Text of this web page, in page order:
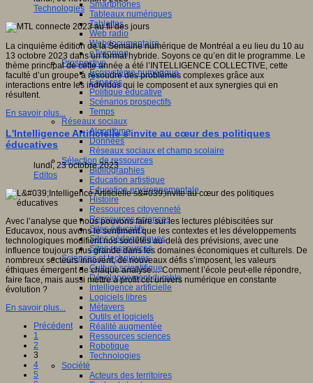
Smartphones
Tableaux numériques
Tablettes
Web radio
Webdocumentaire
eTwinning
Prospective
Ecosystème numérique
Espaces
Politique éducative
Scénarios prospectifs
Temps
Réseaux sociaux
Algorithme
Données
Réseaux sociaux et champ scolaire
Sélection de ressources
Bibliographies
Education artistique
Education environnementale
Histoire
Ressources citoyenneté
Ressources sciences
Sites éducatifs
Sites pédagogiques
Sites ressources
Sciences et techniques
Culture scientifique
Développement durable
Intelligence artificielle
Logiciels libres
Métavers
Outils et logiciels
Réalité augmentée
Ressources sciences
Robotique
Technologies
Société
Acteurs des territoires
Technologies
La cinquième édition de la Semaine numérique de Montréal a eu lieu du 10 au
13 octobre 2023 dans un format hybride. Soyons ce qu’en dit le programme. Le
thème principal de cette année a été l’INTELLIGENCE COLLECTIVE, cette
faculté d’un groupe à résoudre des problèmes complexes grâce aux
interactions entre les individus qui le composent et aux synergies qui en
résultent.
En savoir plus...
L'Intelligence Artificielle s'invite au cœur des politiques
éducatives
lundi, 23 octobre 2023
Editos
Avec l’analyse que nous pouvons faire sur les lectures plébiscitées sur
Educavox, nous avons le sentiment que les contextes et les développements
technologiques modifient nos sociétés au-delà des prévisions, avec une
influence toujours plus grande dans les domaines économiques et culturels. De
nombreux secteurs innovent, de nouveaux défis s’imposent, les valeurs
éthiques émergent de chaque analyse… Comment l’école peut-elle répondre,
faire face, mais aussi mettre à profit cet univers numérique en constante
évolution ?
En savoir plus...
Précédent
1
2
3
4
5